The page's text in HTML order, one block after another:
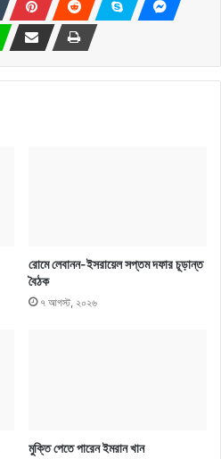
রোমে লেবানন-ইসরায়েল সপ্তম দফার চূড়ান্ত
বৈঠক
৭ আগস্ট, ২০২৬
মুক্তি পেতে পারেন ইমরান খান